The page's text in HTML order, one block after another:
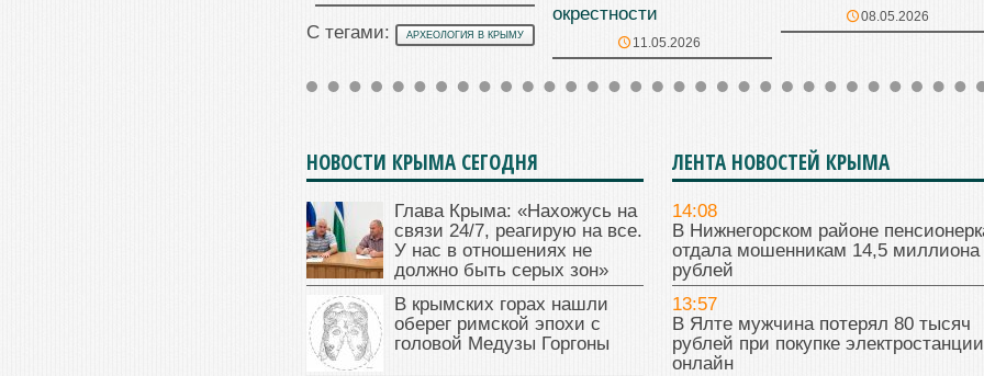
окрестности
11.05.2026
08.05.2026
С тегами: АРХЕОЛОГИЯ В КРЫМУ
НОВОСТИ КРЫМА СЕГОДНЯ
Глава Крыма: «Нахожусь на
связи 24/7, реагирую на все.
У нас в отношениях не
должно быть серых зон»
В крымских горах нашли
оберег римской эпохи с
головой Медузы Горгоны
ЛЕНТА НОВОСТЕЙ КРЫМА
14:08
В Нижнегорском районе
отдала мошенникам 14,5 миллиона
рублей
13:57
В Ялте мужчина потерял 80 тысяч
рублей при покупке электростанции
онлайн